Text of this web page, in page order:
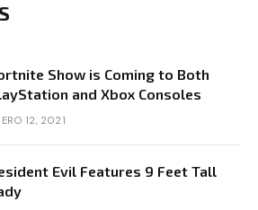
Show is Coming to Both
and Xbox Consoles
12, 2021
Evil Features 9 Feet Tall